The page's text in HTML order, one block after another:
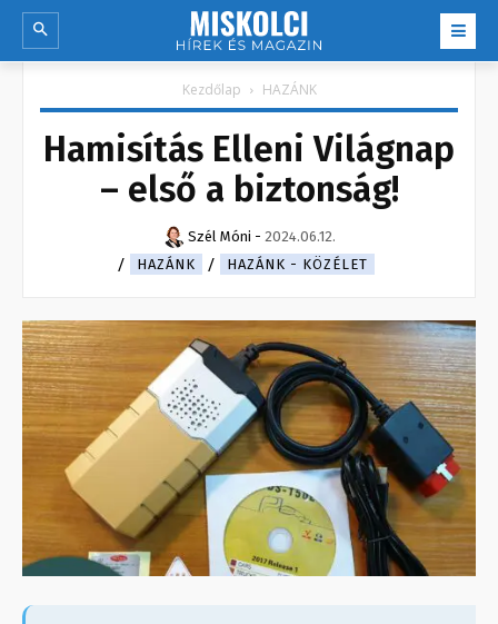
Kezdőlap HAZÁNK
Hamisítás Elleni Világnap
– első a biztonság!
Szél Móni - 2024.06.12.
HAZÁNK
HAZÁNK - KÖZÉLET